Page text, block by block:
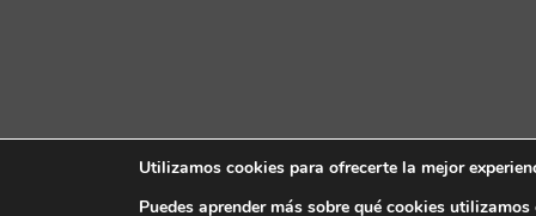
Utilizamos cookies para ofrecerte la mejor
Puedes aprender más sobre qué cookies